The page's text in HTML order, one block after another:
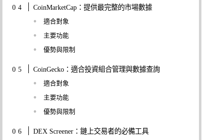
CoinMarketCap：提供最完整的市場數據
適合對象
主要功能
優勢與限制
CoinGecko：適合投資組合管理與數據查詢
適合對象
主要功能
優勢與限制
DEX Screener：鏈上交易者的必備工具